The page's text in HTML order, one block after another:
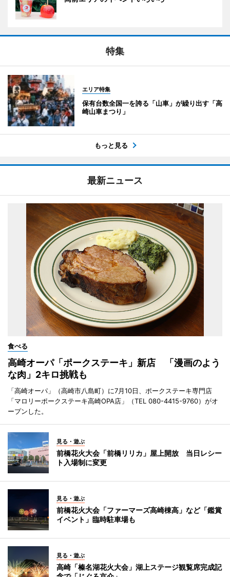
特集
エリア特集
保有台数全国一を誇る「山車」が繰り出す「高
崎山車まつり」
もっと見る
最新ニュース
食べる
高崎オーパ「ポークステーキ」新店 「漫画のよう
な肉」2キロ挑戦も
「高崎オーパ」（高崎市八島町）に7月10日、ポークステーキ専門店
「マロリーポークステーキ高崎OPA店」（TEL 080-4415-9760）がオ
ープンした。
見る・遊ぶ
前橋花火大会「前橋リリカ」屋上開放 当日レシー
ト入場制に変更
見る・遊ぶ
前橋花火大会「ファーマーズ高崎棟高」など「鑑賞
イベント」臨時駐車場も
見る・遊ぶ
高崎「榛名湖花火大会」湖上ステージ観覧席完成記